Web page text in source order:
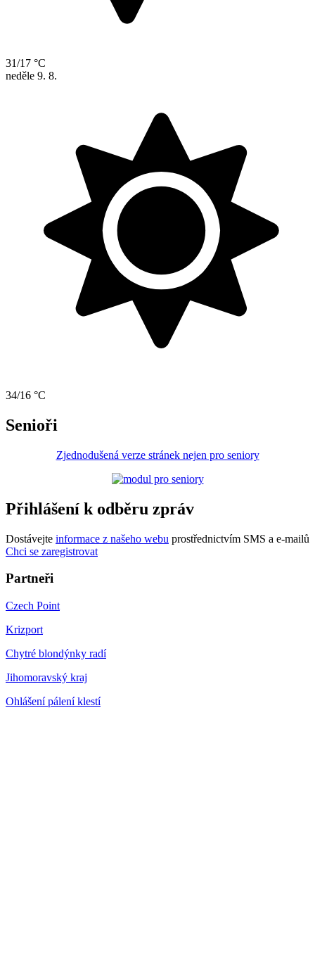
31/17 °C
neděle 9. 8.
34/16 °C
Senioři
Zjednodušená verze stránek nejen pro seniory
Přihlášení k odběru zpráv
Dostávejte informace z našeho webu prostřednictvím SMS a e-mailů
Chci se zaregistrovat
Partneři
Czech Point
Krizport
Chytré blondýnky radí
Jihomoravský kraj
Ohlášení pálení klestí